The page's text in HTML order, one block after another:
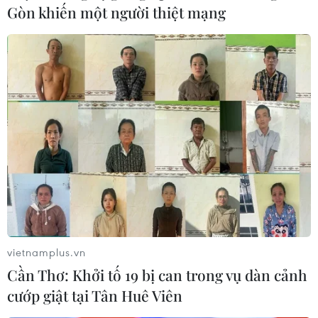
1,35 triệu người bị thiệt
mạng vì thiên tai trong 20 năm qua
19/10/2016 23:10
Cơ quan Giảm thiểu thiên tai của LHQ cho biết hơn
7.000 thiên tai suốt 2 thập kỷ qua đã cướp đi sinh mạng
của khoảng 1,35 triệu người, 90% các nạn nhân này ở
các nước nghèo hoặc đang phát triển.
Gòn khiến một người thiệt mạng
vietnamplus.vn
Cần Thơ: Khởi tố 19 bị can trong vụ dàn cảnh
cướp giật tại Tân Huê Viên